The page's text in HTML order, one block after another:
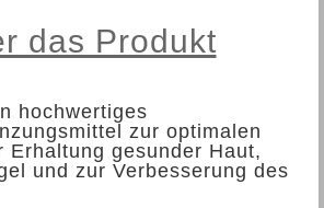
das Produkt
hochwertiges
zur optimalen
Erhaltung gesunder Haut,
und zur Verbesserung des